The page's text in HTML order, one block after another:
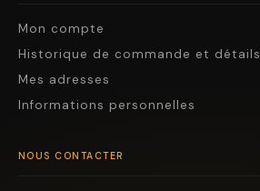
Mon compte
Historique de commande et détails
Mes adresses
Informations personnelles
NOUS CONTACTER